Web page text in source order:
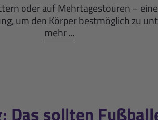
oder auf Mehrtagestouren –
um den Körper bestmöglich zu
mehr ...
Das sollten